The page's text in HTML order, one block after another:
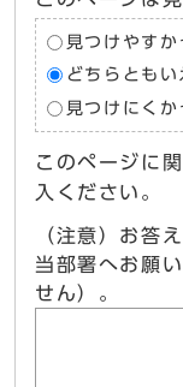
見つけやすか
どちらともい
見つけにくか
このページに
入ください。
（注意）お答
当部署へお願
せん）。